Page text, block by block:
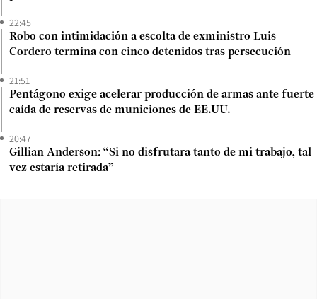
22:45
Robo con intimidación a escolta de exministro Luis
Cordero termina con cinco detenidos tras persecución
21:51
Pentágono exige acelerar producción de armas ante fuerte
caída de reservas de municiones de EE.UU.
20:47
Gillian Anderson: “Si no disfrutara tanto de mi trabajo, tal
vez estaría retirada”